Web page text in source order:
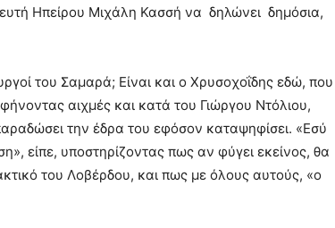
Ηπείρου Μιχάλη Κασσή να δηλώνει δημόσια,
του Σαμαρά; Είναι και ο Χρυσοχοΐδης εδώ, που
αιχμές και κατά του Γιώργου Ντόλιου,
την έδρα του εφόσον καταψηφίσει. «Εσύ
είπε, υποστηρίζοντας πως αν φύγει εκείνος, θα
του Λοβέρδου, και πως με όλους αυτούς, «ο